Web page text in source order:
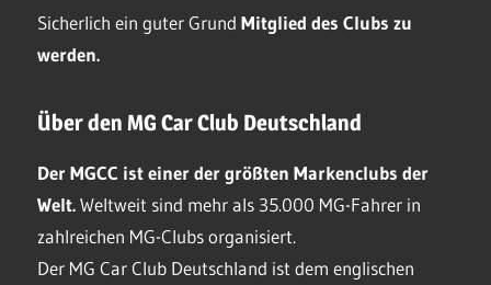
Sicherlich ein guter Grund Mitglied des Clubs zu
werden.
Über den MG Car Club Deutschland
Der MGCC ist einer der größten Markenclubs der
Welt.Weltweit sind mehr als 35.000 MG-Fahrer in
zahlreichen MG-Clubs organisiert.
Der MG Car Club Deutschland ist dem englischen